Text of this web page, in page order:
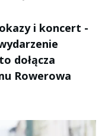
i koncert -
dołącza
Rowerowa